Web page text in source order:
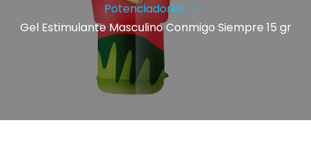
Potenciadores
Gel Estimulante Masculino Conmigo Siempre 15 gr